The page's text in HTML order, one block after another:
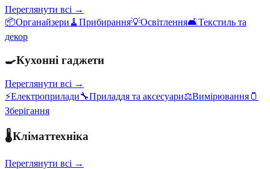
Переглянути всі →
📦Органайзери 🧹 Прибирання💡Освітлення🛋️Текстиль та
декор
🍳Кухонні гаджети
Переглянути всі →
⚡Електроприлади🔧Приладдя та аксесуари⚖️Вимірювання 🫙
Зберігання
🌡️Кліматтехніка
Переглянути всі →